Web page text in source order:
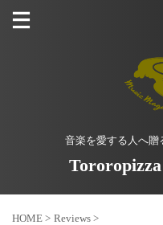
音楽を愛する人へ贈
HOME > Reviews >